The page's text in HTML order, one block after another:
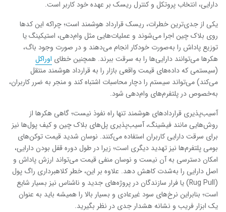
دارایی، انتخاب پروتکل و کنترل ریسک بر عهده خود کاربر است.
یکی از جدی‌ترین خطرات، ریسک قرارداد هوشمند است؛ چراکه این کدها
روی بلاک چین اجرا می‌شوند و عملیات‌هایی مثل وام‌دهی، استیکینگ یا
توزیع پاداش را به‌صورت خودکار انجام می‌دهند و در صورت وجود باگ،
هکرها می‌توانند دارایی‌ها را به سرقت ببرند. همچنین خطای اوراکل
(سیستمی که داده‌های قیمت واقعی بازار را به قرارداد هوشمند منتقل
می‌کند) می‌تواند سیستم را دچار محاسبات اشتباه کند و منجر به ضرر کاربران،
به‌خصوص در پلتفرم‌های وام‌دهی شود.
آسیب‌پذیری قراردادهای هوشمند تنها راه نفوذ نیست؛ گاهی هکرها از
روش‌هایی مانند فیشینگ، آسیب‌پذیری پل‌های بلاک چین و کیف پول‌ها نیز
برای سرقت دارایی کاربران استفاده می‌کنند. نوسان شدید قیمت توکن‌های
بومی پلتفرم‌ها نیز تهدید دیگری است؛ زیرا در طول دوره قفل بودن دارایی،
امکان دسترسی به آن نیست و نوسان منفی قیمت می‌تواند ارزش پاداش و
اصل دارایی را به‌شدت کاهش دهد. علاوه بر این، خطر کلاهبرداری راگ پول
(Rug Pull) یا فرار سازندگان در پروژه‌های جدید و ناشناس نیز بسیار شایع
است؛ بنابراین نرخ‌های سود غیرعادی و بسیار بالا را همیشه باید به عنوان
یک ابزار فریب و نشانه هشدار جدی در نظر بگیرید.